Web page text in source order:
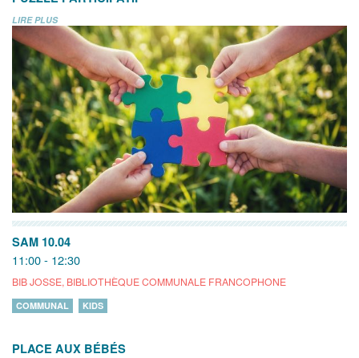
LIRE PLUS
SAM 10.04
11:00 - 12:30
BIB JOSSE, BIBLIOTHÈQUE COMMUNALE FRANCOPHONE
COMMUNAL KIDS
PLACE AUX BÉBÉS